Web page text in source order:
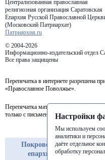
Централизованная православная
религиозная организация Саратовская
Епархия Русской Православной
(Московский Патриархат)
Патриархия.ru
© 2004-2026
Информационно-издательский отдел
Все права защищены
Перепечатка в интернете разрешена
«Православное Поволжье».
Перепечатка материалов портала в
только с письменного разрешения
Покровская
епархия
Настройки
Мы используем
аналитики и
даёте отдельное
обработку